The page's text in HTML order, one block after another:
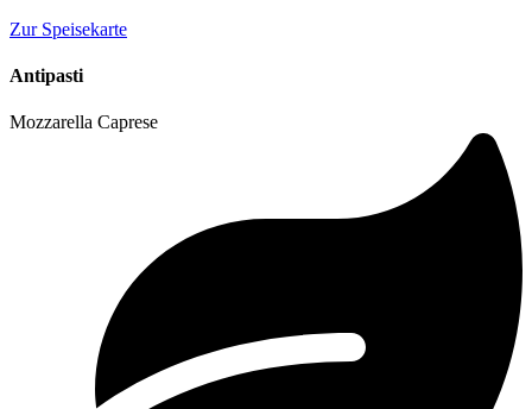
Zur Speisekarte
Antipasti
Mozzarella Caprese